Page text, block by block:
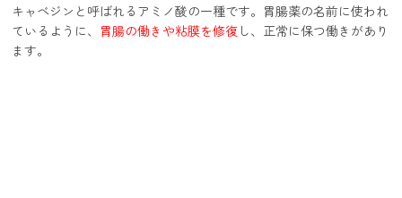
キャベジンと呼ばれるアミノ酸の一種です。胃腸薬の名前に使われ
ているように、 胃腸の働きや粘膜を修復 し、正常に保つ働きがあり
ます。